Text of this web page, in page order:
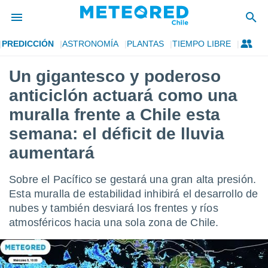
de
por
la
que se
calidad.
a este
y
forma
digital
basada
PREDICCIÓN ASTRONOMÍA PLANTAS TIEMPO LIBRE
Un gigantesco y poderoso
anticiclón actuará como una
muralla frente a Chile esta
semana: el déficit de lluvia
aumentará
Sobre el Pacífico se gestará una gran alta presión.
Esta muralla de estabilidad inhibirá el desarrollo de
nubes y también desviará los frentes y ríos
atmosféricos hacia una sola zona de Chile.